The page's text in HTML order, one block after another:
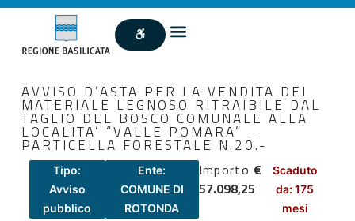
AVVISO D’ASTA PER LA VENDITA DEL
MATERIALE LEGNOSO RITRAIBILE DAL
TAGLIO DEL BOSCO COMUNALE ALLA
LOCALITA’ “VALLE POMARA” –
PARTICELLA FORESTALE N.20.-
Tipo:
Avviso
pubblico
Ente:
COMUNE DI
ROTONDA
Importo €
57.098,25
Scaduto
da: 175
mesi